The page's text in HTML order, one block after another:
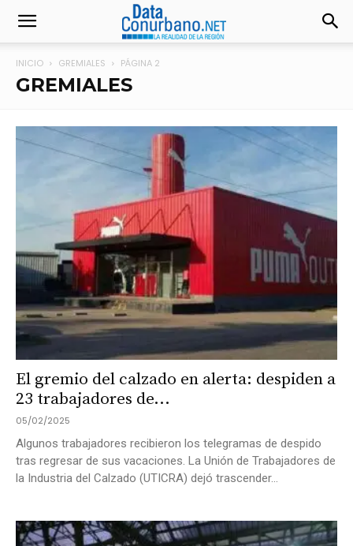
INICIO GREMIALES PÁGINA 2
GREMIALES
El gremio del calzado en alerta: despiden a
23 trabajadores de...
05/02/2025
Algunos trabajadores recibieron los telegramas de despido
tras regresar de sus vacaciones. La Unión de Trabajadores de
la Industria del Calzado (UTICRA) dejó trascender...